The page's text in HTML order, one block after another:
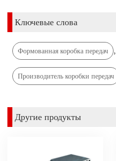
Ключевые слова
Формованная коробка передач ,
Производитель коробки передач
Другие продукты